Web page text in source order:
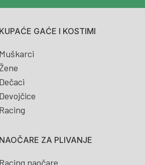
KUPAĆE GAĆE I KOSTIMI
Muškarci
Žene
Dečaci
Devojčice
Racing
NAOČARE ZA PLIVANJE
Racing naočare